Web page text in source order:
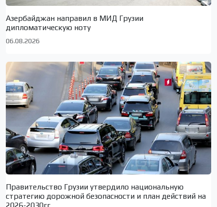
Азербайджан направил в МИД Грузии
дипломатическую ноту
06.08.2026
Правительство Грузии утвердило национальную
стратегию дорожной безопасности и план действий на